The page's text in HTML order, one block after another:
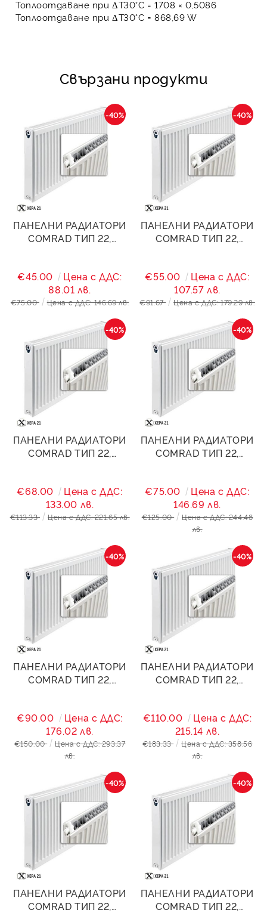
Топлоотдаване при ΔT30°C = 1708 × 0,5086
Топлоотдаване при ΔT30°C =868,69 W
Свързани продукти
ПАНЕЛНИ РАДИАТОРИ
COMRAD ТИП 22,
-40%
€45.00
Цена с ДДС:
88.01 лв.
€75.00 Цена с ДДС: 146.69 лв.
ПАНЕЛНИ РАДИАТОРИ
COMRAD ТИП 22,
-40%
€55.00
Цена с ДДС:
107.57 лв.
€91.67 Цена с ДДС: 179.29 лв.
ПАНЕЛНИ РАДИАТОРИ
COMRAD ТИП 22,
-40%
€68.00
Цена с ДДС:
133.00 лв.
€113.33 Цена с ДДС: 221.65 лв.
ПАНЕЛНИ РАДИАТОРИ
COMRAD ТИП 22,
-40%
€75.00
Цена с ДДС:
146.69 лв.
€125.00
Цена с ДДС: 244.48
лв.
ПАНЕЛНИ РАДИАТОРИ
COMRAD ТИП 22,
-40%
€90.00
Цена с ДДС:
176.02 лв.
€150.00
Цена с ДДС: 293.37
лв.
ПАНЕЛНИ РАДИАТОРИ
COMRAD ТИП 22,
-40%
€110.00
Цена с ДДС:
215.14 лв.
€183.33
Цена с ДДС: 358.56
лв.
ПАНЕЛНИ РАДИАТОРИ
COMRAD ТИП 22,
-40%
ПАНЕЛНИ РАДИАТОРИ
COMRAD ТИП 22,
-40%